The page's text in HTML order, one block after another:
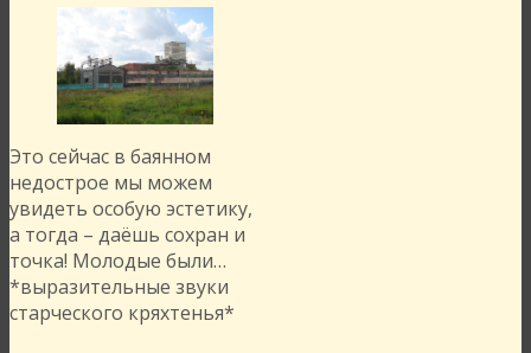
Это сейчас в баянном
недострое мы можем
увидеть особую эстетику,
а тогда – даёшь сохран и
точка! Молодые были…
*выразительные звуки
старческого кряхтенья*